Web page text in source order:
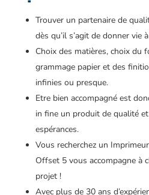
Trouver un partenaire de
dès qu’il s’agit de donner vie
Choix des matières, choix du
grammage papier et des
infinies ou presque.
Etre bien accompagné est
in fine un produit de qualité
espérances.
Vous recherchez un
Offset 5 vous accompagne à
projet !
Avec plus de 30 ans